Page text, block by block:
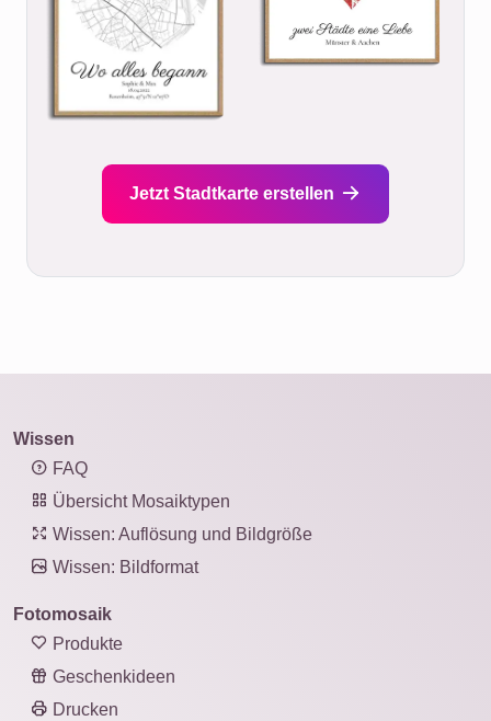
Jetzt Stadtkarte erstellen
Wissen
FAQ
Übersicht Mosaiktypen
Wissen: Auflösung und Bildgröße
Wissen: Bildformat
Fotomosaik
Produkte
Geschenkideen
Drucken